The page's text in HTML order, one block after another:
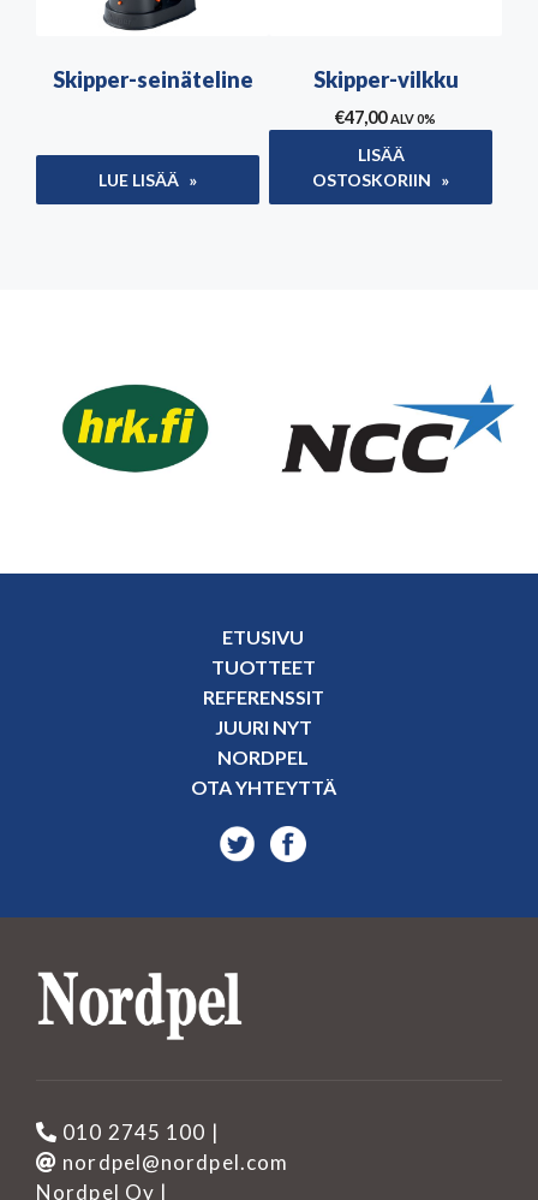
Skipper-seinäteline
LUE LISÄÄ
Skipper-vilkku
€47,00 ALV 0%
LISÄÄ
OSTOSKORIIN
ETUSIVU
TUOTTEET
REFERENSSIT
JUURI NYT
NORDPEL
OTA YHTEYTTÄ
010 2745 100 |
nordpel@nordpel.com
Nordpel Oy |